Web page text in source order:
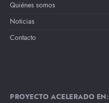
Quiénes somos
Noticias
Contacto
PROYECTO ACELERADO EN: